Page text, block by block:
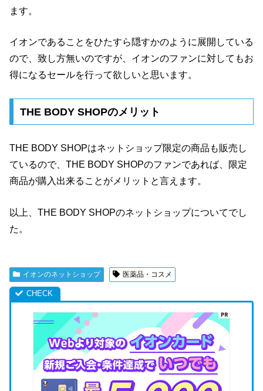
ます。
イオンであることをひたすら隠すかのように展開している
ので、致し方無いのですが、イオンのファンに対してもお
得になるセールを行って欲しいと思います。
THE BODY SHOPのメリット
THE BODY SHOPはネットショップ限定の商品も販売し
ているので、THE BODY SHOPのファンであれば、限定
商品が購入出来ることがメリットと言えます。
以上、THE BODY SHOPのネットショップについてでし
た。
イオンのネットショップ 医薬品・コスメ